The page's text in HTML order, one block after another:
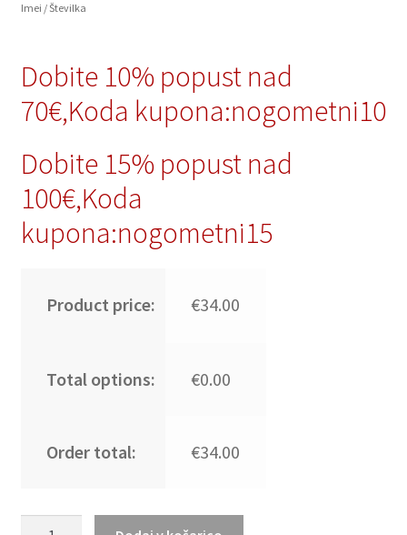
Imei / Številka
Dobite 10% popust nad
70€,Koda kupona:nogometni10
Dobite 15% popust nad
100€,Koda
kupona:nogometni15
Product price: €34.00
Total options: €0.00
Order total: €34.00